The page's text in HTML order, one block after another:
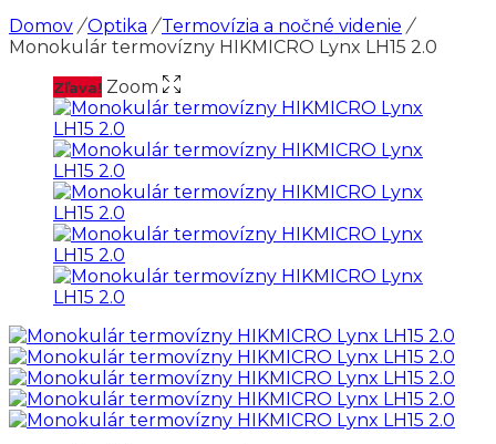
Domov / Optika / Termovízia a nočné videnie /
Monokulár termovízny HIKMICRO Lynx LH15 2.0
Zľava! Zoom